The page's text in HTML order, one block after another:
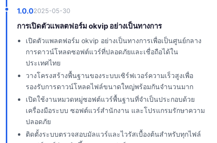
1.0.02025-05-30
การเปิดตัวแพลตฟอร์ม okvip อย่างเป็นทางการ
เปิดตัวแพลตฟอร์ม okvip อย่างเป็นทางการเพื่อเป็นศูนย์กลาง
การดาวน์โหลดซอฟต์แวร์ที่ปลอดภัยและเชื่อถือได้ใน
ประเทศไทย
วางโครงสร้างพื้นฐานของระบบเซิร์ฟเวอร์ความเร็วสูงเพื่อ
รองรับการดาวน์โหลดไฟล์ขนาดใหญ่พร้อมกันจำนวนมาก
เปิดใช้งานหมวดหมู่ซอฟต์แวร์พื้นฐานที่จำเป็นประกอบด้วย
เครื่องมือระบบ ซอฟต์แวร์สำนักงาน และโปรแกรมรักษาความ
ปลอดภัย
ติดตั้งระบบตรวจสอบมัลแวร์และไวรัสเบื้องต้นสำหรับทุกไฟล์